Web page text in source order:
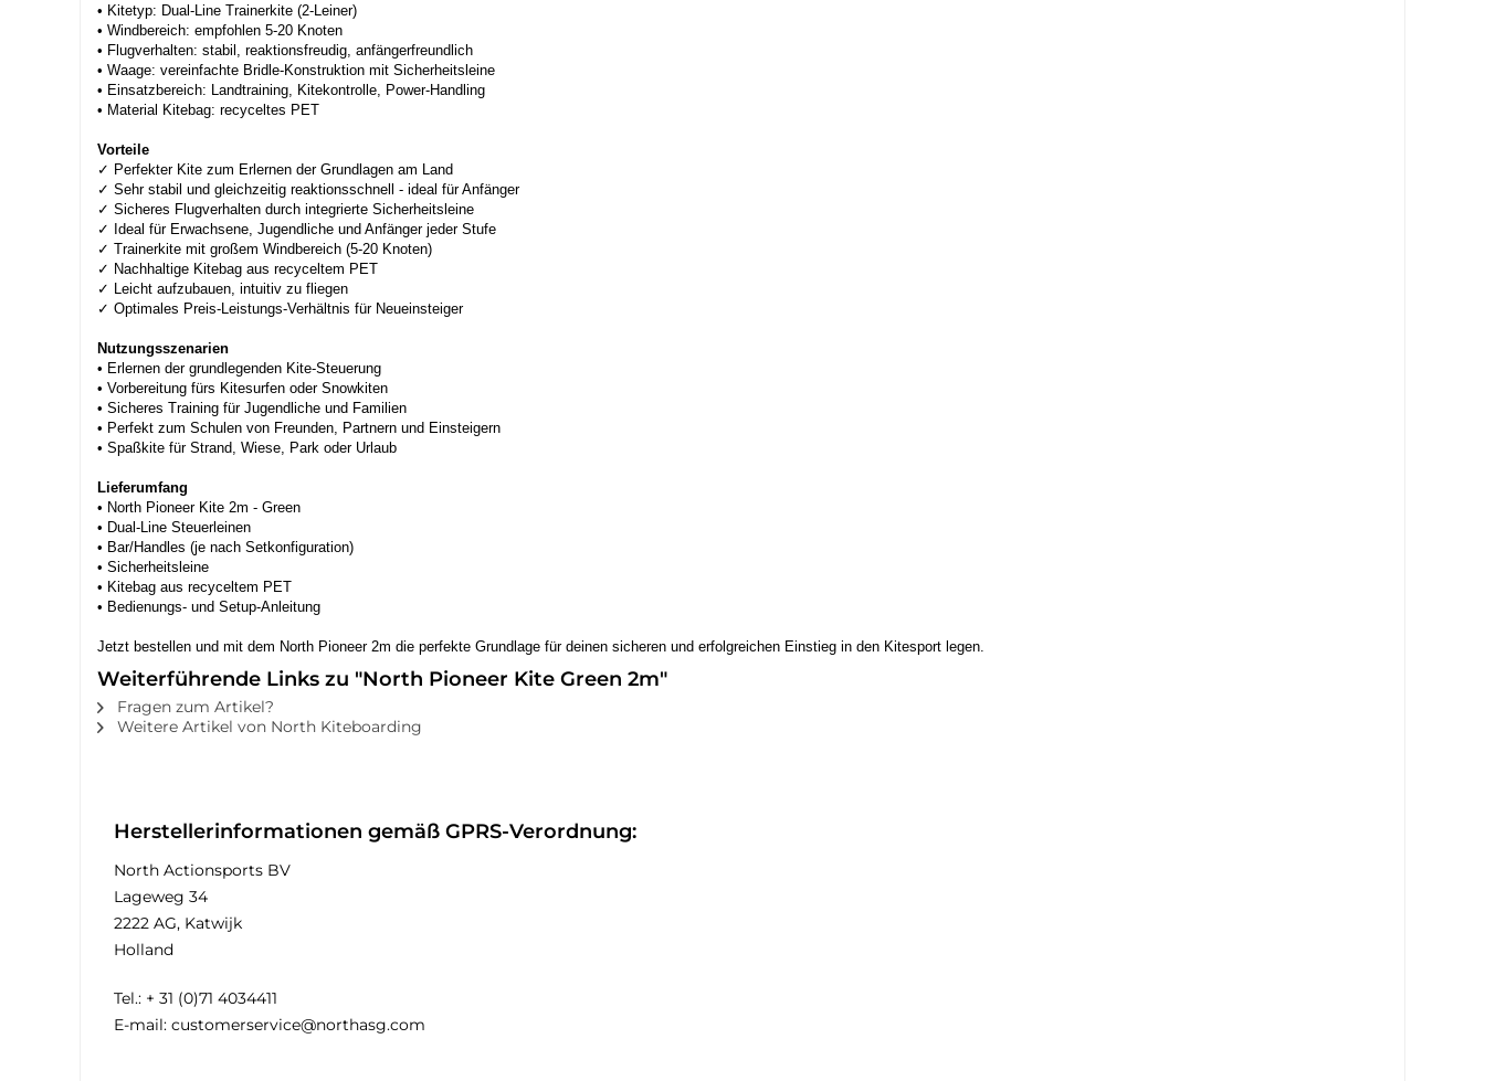
• Kitetyp: Dual-Line Trainerkite (2-Leiner)
• Windbereich: empfohlen 5-20 Knoten
• Flugverhalten: stabil, reaktionsfreudig, anfängerfreundlich
• Waage: vereinfachte Bridle-Konstruktion mit Sicherheitsleine
• Einsatzbereich: Landtraining, Kitekontrolle, Power-Handling
• Material Kitebag: recyceltes PET
Vorteile
✓ Perfekter Kite zum Erlernen der Grundlagen am Land
✓ Sehr stabil und gleichzeitig reaktionsschnell - ideal für Anfänger
✓ Sicheres Flugverhalten durch integrierte Sicherheitsleine
✓ Ideal für Erwachsene, Jugendliche und Anfänger jeder Stufe
✓ Trainerkite mit großem Windbereich (5-20 Knoten)
✓ Nachhaltige Kitebag aus recyceltem PET
✓ Leicht aufzubauen, intuitiv zu fliegen
✓ Optimales Preis-Leistungs-Verhältnis für Neueinsteiger
Nutzungsszenarien
• Erlernen der grundlegenden Kite-Steuerung
• Vorbereitung fürs Kitesurfen oder Snowkiten
• Sicheres Training für Jugendliche und Familien
• Perfekt zum Schulen von Freunden, Partnern und Einsteigern
• Spaßkite für Strand, Wiese, Park oder Urlaub
Lieferumfang
• North Pioneer Kite 2m - Green
• Dual-Line Steuerleinen
• Bar/Handles (je nach Setkonfiguration)
• Sicherheitsleine
• Kitebag aus recyceltem PET
• Bedienungs- und Setup-Anleitung
Jetzt bestellen und mit dem North Pioneer 2m die perfekte Grundlage für deinen sicheren und erfolgreichen Einstieg in den Kitesport legen.
Weiterführende Links zu "North Pioneer Kite Green 2m"
Fragen zum Artikel?
Weitere Artikel von North Kiteboarding
Herstellerinformationen gemäß GPRS-Verordnung:
North Actionsports BV
Lageweg 34
2222 AG, Katwijk
Holland
Tel.: + 31 (0)71 4034411
E-mail: customerservice@northasg.com